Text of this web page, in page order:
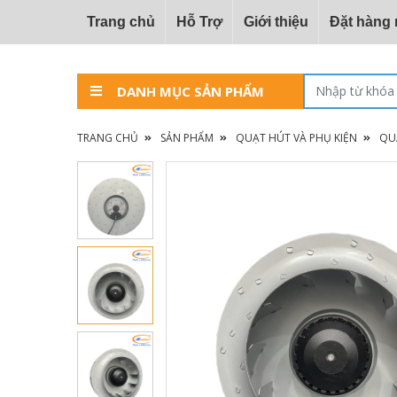
Trang chủ Hỗ Trợ Giới thiệu Đặt hàng
DANH MỤC SẢN PHẨM
TRANG CHỦ SẢN PHẨM QUẠT HÚT VÀ PHỤ KIỆN